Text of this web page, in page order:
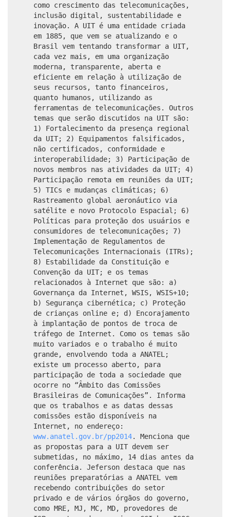
como crescimento das telecomunicações,
inclusão digital, sustentabilidade e
inovação. A UIT é uma entidade criada
em 1885, que vem se atualizando e o
Brasil vem tentando transformar a UIT,
cada vez mais, em uma organização
moderna, transparente, aberta e
eficiente em relação à utilização de
seus recursos, tanto financeiros,
quanto humanos, utilizando as
ferramentas de telecomunicações. Outros
temas que serão discutidos na UIT são:
1) Fortalecimento da presença regional
da UIT; 2) Equipamentos falsificados,
não certificados, conformidade e
interoperabilidade; 3) Participação de
novos membros nas atividades da UIT; 4)
Participação remota em reuniões da UIT;
5) TICs e mudanças climáticas; 6)
Rastreamento global aeronáutico via
satélite e novo Protocolo Espacial; 6)
Políticas para proteção dos usuários e
consumidores de telecomunicações; 7)
Implementação de Regulamentos de
Telecomunicações Internacionais (ITRs);
8) Estabilidade da Constituição e
Convenção da UIT; e os temas
relacionados à Internet que são: a)
Governança da Internet, WSIS, WSIS+10;
b) Segurança cibernética; c) Proteção
de crianças online e; d) Encorajamento
à implantação de pontos de troca de
tráfego de Internet. Como os temas são
muito variados e o trabalho é muito
grande, envolvendo toda a ANATEL;
existe um processo aberto, para
participação de toda a sociedade que
ocorre no “Âmbito das Comissões
Brasileiras de Comunicações”. Informa
que os trabalhos e as datas dessas
comissões estão disponíveis na
Internet, no endereço:
www.anatel.gov.br/pp2014. Menciona que
as propostas para a UIT devem ser
submetidas, no máximo, 14 dias antes da
conferência. Jeferson destaca que nas
reuniões preparatórias a ANATEL vem
recebendo contribuições do setor
privado e de vários órgãos do governo,
como MRE, MJ, MC, MD, provedores de